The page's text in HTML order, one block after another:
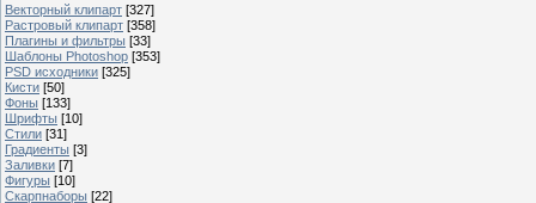
Векторный клипарт [327]
Растровый клипарт [358]
Плагины и фильтры [33]
Шаблоны Photoshop [353]
PSD исходники [325]
Кисти [50]
Фоны [133]
Шрифты [10]
Стили [31]
Градиенты [3]
Заливки [7]
Фигуры [10]
Скарпнаборы [22]